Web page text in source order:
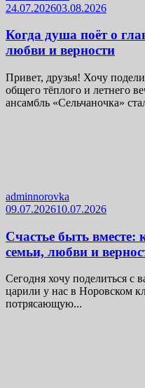
24.07.202603.08.2026
Когда душа поёт о
любви и верности
Привет, друзья! Хочу
общего тёплого и летнего
ансамбль «Сельчаночка»
adminnorovka
09.07.202610.07.2026
Счастье быть
семьи, любви и
Сегодня хочу поделиться с
царили у нас в Норовском
потрясающую...